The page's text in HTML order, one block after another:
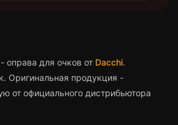
- оправа для очков от Dacchi.
Оригинальная продукция -
от официального дистрибьютора